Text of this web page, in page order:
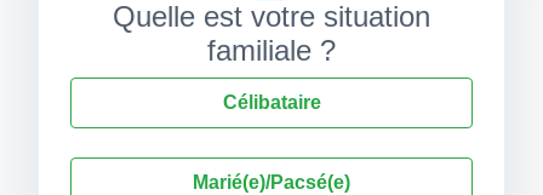
Quelle est votre situation
familiale ?
Célibataire
Marié(e)/Pacsé(e)